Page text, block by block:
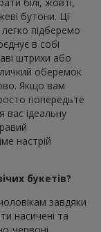
бутони. Ці
підберемо
в собі
штрихи або
оберемок
Якщо вам
попередьте
вас ідеальну
настрій
букетів?
завдяки
насичені та